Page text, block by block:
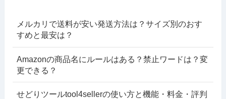
メルカリで送料が安い発送方法は？サイズ別のおす
すめと最安は？
Amazonの商品名にルールはある？禁止ワードは？変
更できる？
せどりツールtool4sellerの使い方と機能・料金・評判